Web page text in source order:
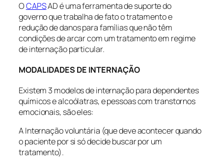
OCAPSAD é uma ferramenta de suporte do
governo que trabalha de fato o tratamento e
redução de danos para famílias que não têm
condições de arcar com um tratamento em regime
de internação particular.
MODALIDADES DE INTERNAÇÃO
Existem 3 modelos de internação para dependentes
químicos e alcoólatras, e pessoas com transtornos
emocionais, são eles:
A Internação voluntária (que deve acontecer quando
o paciente por si só decide buscar por um
tratamento).